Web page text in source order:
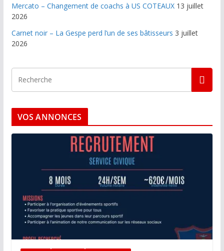
Mercato – Changement de coachs à US COTEAUX 13 juillet
2026
Carnet noir – La Gespe perd l’un de ses bâtisseurs 3 juillet
2026
VOS ANNONCES